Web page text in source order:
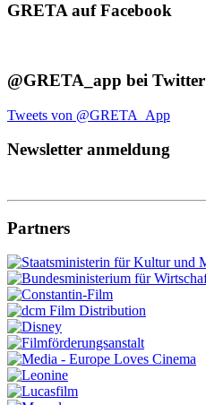
GRETA auf Facebook
@GRETA_app bei Twitter
Tweets von @GRETA_App
Newsletter anmeldung
Partners